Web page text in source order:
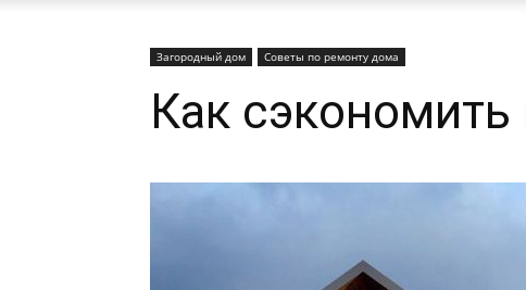
Загородный дом Советы по ремонту дома
Как